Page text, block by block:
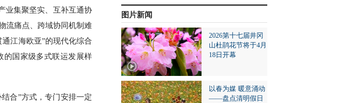
业集聚坚实、互补互通协
流痛点、跨域协同机制难
江海欧亚”的现代化综合
的国家级多式联运发展样
合”方式，专门安排一定
图片新闻
2026第十七届井冈
山杜鹃花节将于4月
18日开幕
以春为媒 暖意涌动
——盘点清明假日